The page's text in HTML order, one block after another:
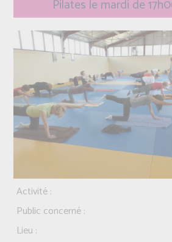
Pilates le mardi de
Activité :
Public concerné :
Lieu :